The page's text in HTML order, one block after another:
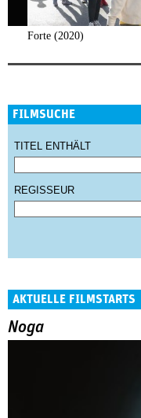
Forte (2020)
FILMSUCHE
TITEL ENTHÄLT
REGISSEUR
AKTUELLE FILMSTARTS
Noga